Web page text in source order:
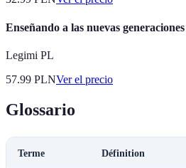
Enseñando a las nuevas generaciones
Legimi PL
57.99 PLNVer el precio
Glossario
Terme Définition